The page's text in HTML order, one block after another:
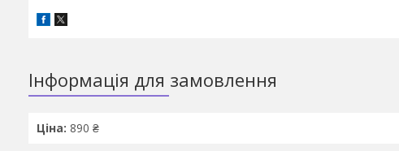
Інформація для замовлення
Ціна: 890 ₴